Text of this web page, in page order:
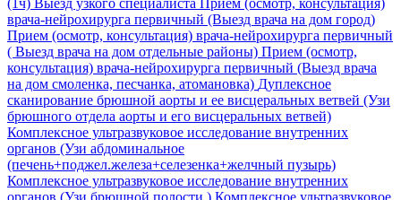
(1ч) Выезд узкого специалиста Прием (осмотр, консультация)
врача-нейрохирурга первичный (Выезд врача на дом город)
Прием (осмотр, консультация) врача-нейрохирурга первичный
( Выезд врача на дом отдельные районы) Прием (осмотр,
консультация) врача-нейрохирурга первичный (Выезд врача
на дом смоленка, песчанка, атомановка) Дуплексное
сканирование брюшной аорты и ее висцеральных ветвей (Узи
брюшного отдела аорты и его висцеральных ветвей)
Комплексное ультразвуковое исследование внутренних
органов (Узи абдоминальное
(печень+поджел.железа+селезенка+желчный пузырь)
Комплексное ультразвуковое исследование внутренних
органов (Узи брюшной полости ) Комплексное ультразвуковое